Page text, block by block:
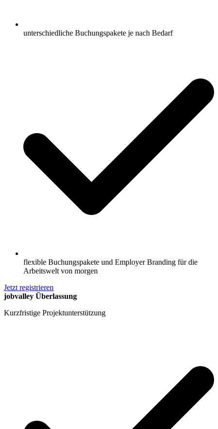
unterschiedliche Buchungspakete je nach Bedarf
flexible Buchungspakete und Employer Branding für die
Arbeitswelt von morgen
Jetzt registrieren
jobvalley Überlassung
Kurzfristige Projektunterstützung